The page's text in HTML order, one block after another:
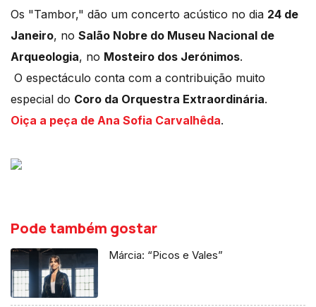
Os "Tambor," dão um concerto acústico no dia 24 de
Janeiro, no Salão Nobre do Museu Nacional de
Arqueologia, no Mosteiro dos Jerónimos.
O espectáculo conta com a contribuição muito
especial do Coro da Orquestra Extraordinária.
Oiça a peça de Ana Sofia Carvalhêda.
Pode também gostar
Márcia: “Picos e Vales”